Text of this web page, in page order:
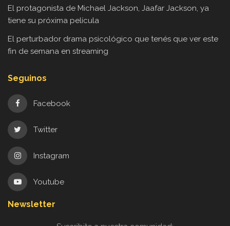
El protagonista de Michael Jackson, Jaafar Jackson, ya
tiene su próxima película
El perturbador drama psicológico que tenés que ver este
fin de semana en streaming
Seguinos
Facebook
Twitter
Instagram
Youtube
Newsletter